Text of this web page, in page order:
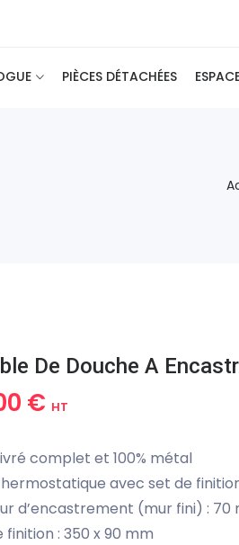
PIÈCES DÉTACHÉES
De Douche A
€ HT
complet et 100% métal
avec set de
d’encastrement (mur fini) : 70
finition : 350 x 90 mm